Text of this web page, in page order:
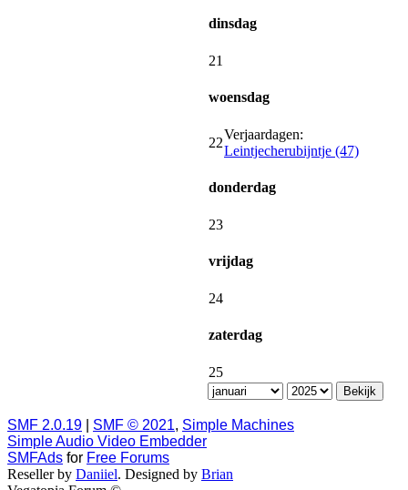
dinsdag
21
woensdag
22
Verjaardagen:
Leintjecherubijntje (47)
donderdag
23
vrijdag
24
zaterdag
25
SMF 2.0.19 SMF © 2021, Simple Machines
Simple Audio Video Embedder
SMFAds for Free Forums
Reseller by Daniiel. Designed by Brian